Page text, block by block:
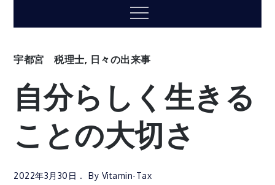
Menu
宇都宮 税理士, 日々の出来事
自分らしく生きる
ことの大切さ
2022年3月30日 By Vitamin-Tax